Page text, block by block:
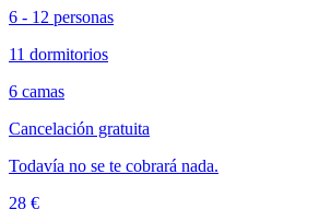
6 - 12 personas
11 dormitorios
6 camas
Cancelación gratuita
Todavía no se te cobrará nada.
28 €